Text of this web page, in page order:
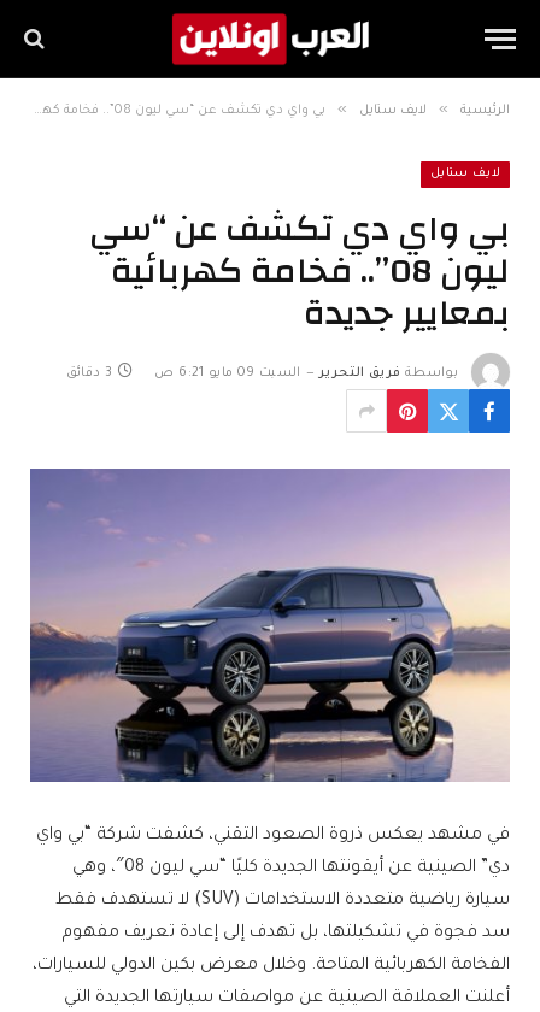
الرئيسية » لايف ستايل » بي واي دي تكشف عن “سي ليون 08”.. فخامة كهربائية بمعايير جديدة
لايف ستايل
بي واي دي تكشف عن “سي
ليون 08”.. فخامة كهربائية
بمعايير جديدة
بواسطة فريق التحرير السبت 09 مايو 6:21 ص 3 دقائق
في مشهد يعكس ذروة الصعود التقني، كشفت شركة “بي واي
دي” الصينية عن أيقونتها الجديدة كليًا “سي ليون 08″، وهي
سيارة رياضية متعددة الاستخدامات (SUV) لا تستهدف فقط
سد فجوة في تشكيلتها، بل تهدف إلى إعادة تعريف مفهوم
الفخامة الكهربائية المتاحة. وخلال معرض بكين الدولي للسيارات،
أعلنت العملاقة الصينية عن مواصفات سيارتها الجديدة التي